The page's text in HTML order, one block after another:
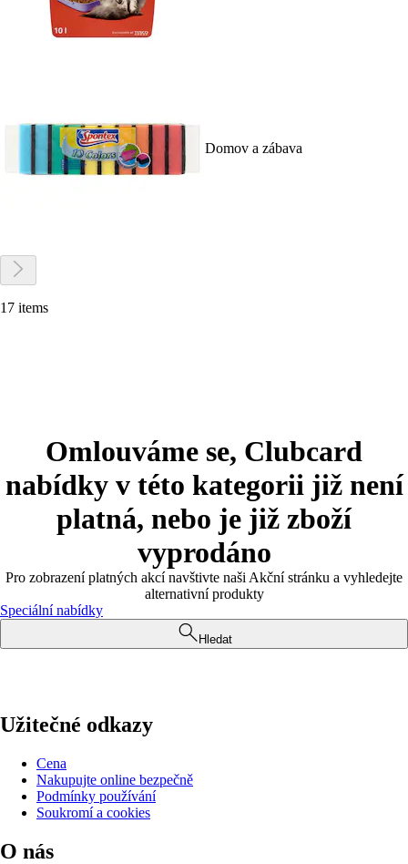
Domov a zábava
17 items
Omlouváme se, Clubcard
nabídky v této kategorii již není
platná, nebo je již zboží
vyprodáno
Pro zobrazení platných akcí navštivte naši Akční stránku a vyhledejte
alternativní produkty
Speciální nabídky
Hledat
Užitečné odkazy
Cena
Nakupujte online bezpečně
Podmínky používání
Soukromí a cookies
O nás